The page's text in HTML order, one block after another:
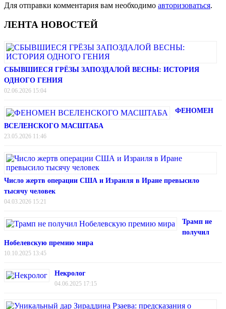
Для отправки комментария вам необходимо авторизоваться.
ЛЕНТА НОВОСТЕЙ
СБЫВШИЕСЯ ГРЁЗЫ ЗАПОЗДАЛОЙ ВЕСНЫ: ИСТОРИЯ
ОДНОГО ГЕНИЯ
02.06.2026 15:04
ФЕНОМЕН
ВСЕЛЕНСКОГО МАСШТАБА
23.05.2026 11:46
Число жертв операции США и Израиля в Иране превысило
тысячу человек
04.03.2026 15:21
Трамп не
получил
Нобелевскую премию мира
10.10.2025 13:45
Некролог
04.06.2025 17:15